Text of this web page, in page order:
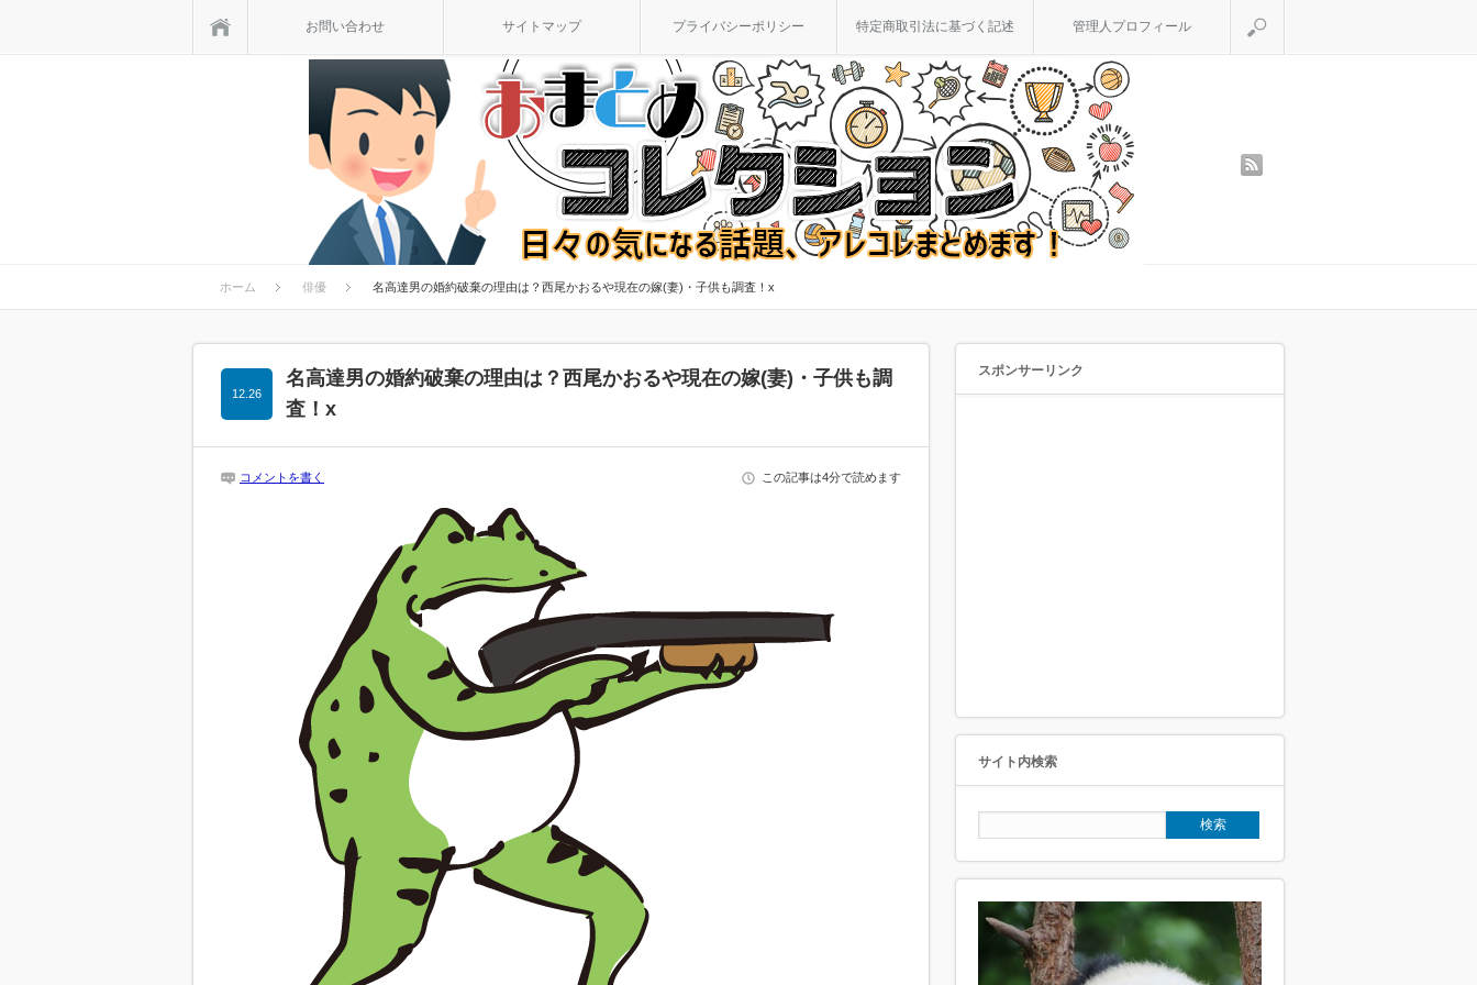
お問い合わせ サイトマップ プライバシーポリシー 特定商取引法に基づく記述 管理人プロフィール
ホーム 俳優 名高達男の婚約破棄の理由は？西尾かおるや現在の嫁(妻)・子供も調査！x
名高達男の婚約破棄の理由は？西尾かおるや現在の嫁(妻)・子供も調
査！x
12.26
コメントを書く この記事は4分で読めます
スポンサーリンク
サイト内検索